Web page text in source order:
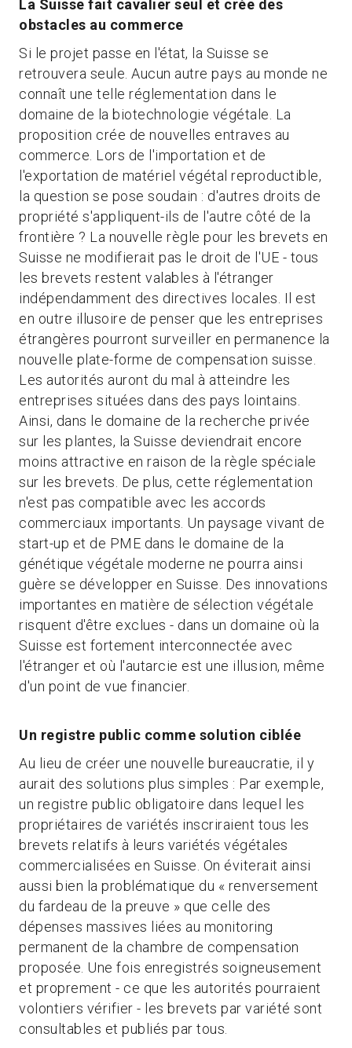
La Suisse fait cavalier seul et crée des
obstacles au commerce
Si le projet passe en l'état, la Suisse se
retrouvera seule. Aucun autre pays au monde ne
connaît une telle réglementation dans le
domaine de la biotechnologie végétale. La
proposition crée de nouvelles entraves au
commerce. Lors de l'importation et de
l'exportation de matériel végétal reproductible,
la question se pose soudain : d'autres droits de
propriété s'appliquent-ils de l'autre côté de la
frontière ? La nouvelle règle pour les brevets en
Suisse ne modifierait pas le droit de l'UE - tous
les brevets restent valables à l'étranger
indépendamment des directives locales. Il est
en outre illusoire de penser que les entreprises
étrangères pourront surveiller en permanence la
nouvelle plate-forme de compensation suisse.
Les autorités auront du mal à atteindre les
entreprises situées dans des pays lointains.
Ainsi, dans le domaine de la recherche privée
sur les plantes, la Suisse deviendrait encore
moins attractive en raison de la règle spéciale
sur les brevets. De plus, cette réglementation
n'est pas compatible avec les accords
commerciaux importants. Un paysage vivant de
start-up et de PME dans le domaine de la
génétique végétale moderne ne pourra ainsi
guère se développer en Suisse. Des innovations
importantes en matière de sélection végétale
risquent d'être exclues - dans un domaine où la
Suisse est fortement interconnectée avec
l'étranger et où l'autarcie est une illusion, même
d'un point de vue financier.
Un registre public comme solution ciblée
Au lieu de créer une nouvelle bureaucratie, il y
aurait des solutions plus simples : Par exemple,
un registre public obligatoire dans lequel les
propriétaires de variétés inscriraient tous les
brevets relatifs à leurs variétés végétales
commercialisées en Suisse. On éviterait ainsi
aussi bien la problématique du « renversement
du fardeau de la preuve » que celle des
dépenses massives liées au monitoring
permanent de la chambre de compensation
proposée. Une fois enregistrés soigneusement
et proprement - ce que les autorités pourraient
volontiers vérifier - les brevets par variété sont
consultables et publiés par tous.